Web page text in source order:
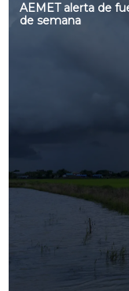
AEMET alerta de
de semana